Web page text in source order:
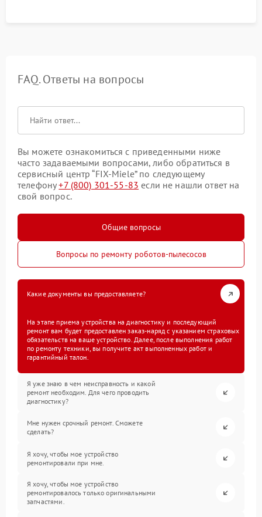
FAQ. Ответы на вопросы
Вы можете ознакомиться с приведенными ниже
часто задаваемыми вопросами, либо обратиться в
сервисный центр “FIX-Miele” по следующему
телефону+7 (800) 301-55-83 если не нашли ответ на
свой вопрос.
Общие вопросы
Вопросы по ремонту роботов-пылесосов
Какие документы вы предоставляете?
На этапе приема устройства на диагностику и последующий
ремонт вам будет предоставлен заказ-наряд с указанием страховых
обязательств на ваше устройство. Далее, после выполнения работ
по ремонту техники, вы получите акт выполненных работ и
гарантийный талон.
Я уже знаю в чем неисправность и какой
ремонт необходим. Для чего проводить
диагностику?
Мне нужен срочный ремонт. Сможете
сделать?
Я хочу, чтобы мое устройство
ремонтировали при мне.
Я хочу, чтобы мое устройство
ремонтировалось только оригинальными
запчастями.